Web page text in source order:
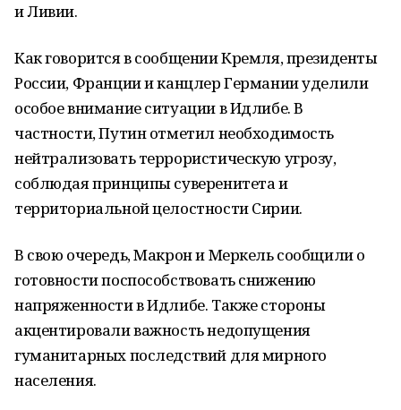
и Ливии.
Как говорится в сообщении Кремля, президенты
России, Франции и канцлер Германии уделили
особое внимание ситуации в Идлибе. В
частности, Путин отметил необходимость
нейтрализовать террористическую угрозу,
соблюдая принципы суверенитета и
территориальной целостности Сирии.
В свою очередь, Макрон и Меркель сообщили о
готовности поспособствовать снижению
напряженности в Идлибе. Также стороны
акцентировали важность недопущения
гуманитарных последствий для мирного
населения.